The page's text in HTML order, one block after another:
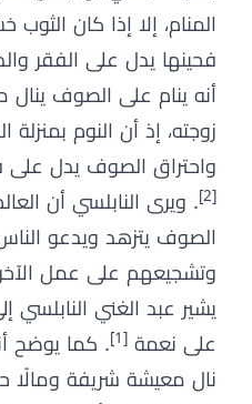
المنام، إلا إذا كان الثوب
فحينها يدل على الفقر
أنه ينام على الصوف
زوجته، إذ أن النوم
واحتراق الصوف يدل على
[2] . ويرى النابلسي أن
الصوف يتزهد ويدعو
وتشجيعهم على عمل
يشير عبد الغني النابلسي
على نعمة [1] . كما يوضح
نال معيشة شريفة ومالًا